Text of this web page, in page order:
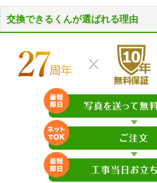
交換できるくんが選ばれる理由